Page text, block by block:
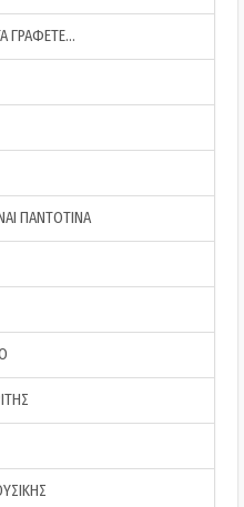
ΓΡΑΦΕΤΕ…
ΠΑΝΤΟΤΙΝΑ